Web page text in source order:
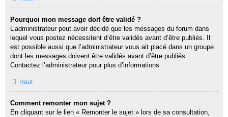
Pourquoi mon message doit être validé ?
L’administrateur peut avoir décidé que les messages du forum dans
lequel vous postez nécessitent d’être validés avant d’être publiés. Il
est possible aussi que l’administrateur vous ait placé dans un groupe
dont les messages doivent être validés avant d’être publiés.
Contactez l’administrateur pour plus d’informations.
Haut
Comment remonter mon sujet ?
En cliquant sur le lien « Remonter le sujet » lors de sa consultation,